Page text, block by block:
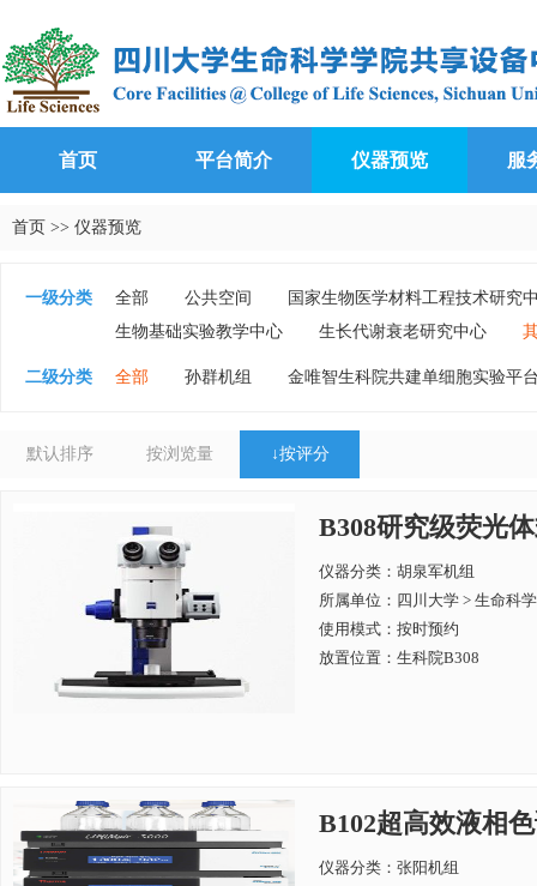
首页 平台简介 仪器预览 服
首页 >> 仪器预览
一级分类 全部 公共空间
国家生物医学材料工程技术研究
生物基础实验教学中心
生长代谢衰老研究中心
二级分类 全部 孙群机组
金唯智生科院共建单细胞实验平
默认排序 按浏览量 ↓按评分
B308研究级荧光
仪器分类：胡泉军机组
所属单位： 四川大学 > 生命科
使用模式：按时预约
放置位置：生科院B308
B102超高效液相
仪器分类：张阳机组